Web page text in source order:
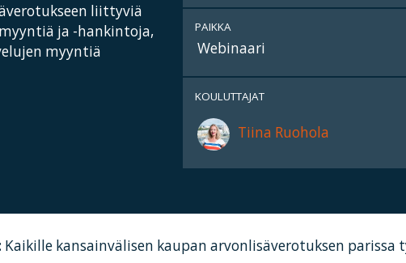
liittyviä
ja -hankintoja,
myyntiä
PAIKKA
Webinaari
KOULUTTAJAT
Tiina Ruohola
Kaikille kansainvälisen kaupan arvonlisäverotuksen parissa